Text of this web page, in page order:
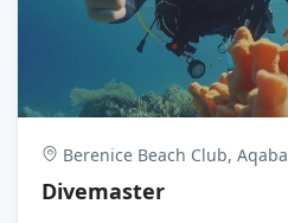
Berenice Beach Club, Aqaba
Divemaster